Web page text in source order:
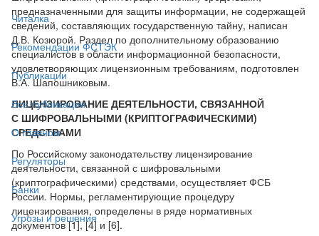
Читалка
Рекомендации ФСТЭК
Публикации
Все публикации
О главном
Регуляторы
Банки
Угрозы и решения
предназначенными для защиты информации, не содержащей
сведений, составляющих государственную тайну, написан
Д.В. Козюрой. Раздел по дополнительному образованию
специалистов в области информационной безопасности,
удовлетворяющих лицензионным требованиям, подготовлен
В.А. Шапошниковым.
ЛИЦЕНЗИРОВАНИЕ ДЕЯТЕЛЬНОСТИ, СВЯЗАННОЙ
С ШИФРОВАЛЬНЫМИ (КРИПТОГРАФИЧЕСКИМИ)
СРЕДСТВАМИ
По Российскому законодательству лицензирование
деятельности, связанной с шифровальными
(криптографическими) средствами, осуществляет ФСБ
России. Нормы, регламентирующие процедуру
лицензирования, определены в ряде нормативных
документов [1], [4] и [6].